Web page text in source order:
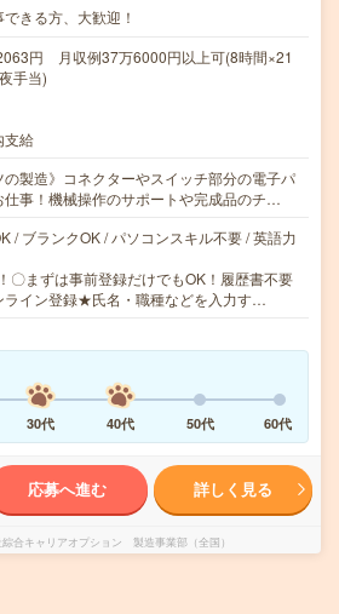
きる方、大歓迎！
円 月収例37万6000円以上可(8時間×21
手当)
支給
の製造》コネクターやスイッチ部分の電子パ
仕事！機械操作のサポートや完成品のチ…
/ ブランクOK / パソコンスキル不要 / 英語力
〇まずは事前登録だけでもOK！履歴書不要
ライン登録★氏名・職種などを入力す…
30代 40代 50代 60代
応募へ進む 詳しく見る
合キャリアオプション 製造事業部（全国）